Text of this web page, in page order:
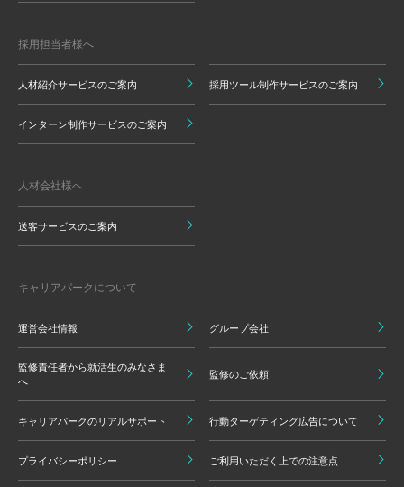
採用担当者様へ
人材紹介サービスのご案内 採用ツール制作サービスのご案内
インターン制作サービスのご案内
人材会社様へ
送客サービスのご案内
キャリアパークについて
運営会社情報 グループ会社
監修責任者から就活生のみなさま
へ
監修のご依頼
キャリアパークのリアルサポート 行動ターゲティング広告について
プライバシーポリシー ご利用いただく上での注意点